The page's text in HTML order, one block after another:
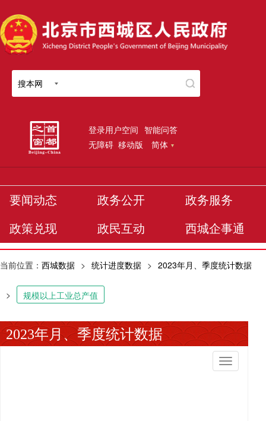
搜本网
登录用户空间 智能问答
无障碍 移动版 简体
要闻动态 政务公开 政务服务
政策兑现 政民互动 西城企事通
当前位置： 西城数据 > 统计进度数据 > 2023年月、季度统计数据
> 规模以上工业总产值
2023年月、季度统计数据
切
换